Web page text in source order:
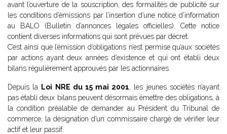
avant l’ouverture de la souscription, des formalités de publicité sur
les conditions d’émissions par l’insertion d’une notice d’information
au BALO (Bulletin d’annonces légales officielles). Cette notice
contient diverses informations qui sont prévues par décret.
C’est ainsi que l’émission d’obligations n’est permise qu’aux sociétés
par actions ayant deux années d’existence et qui ont établi deux
bilans régulièrement approuvés par les actionnaires
Depuis la Loi NRE du 15 mai 2001, les jeunes sociétés n’ayant
pas établi deux bilans peuvent désormais émettre des obligations, à
la condition préalable de demander au Président du Tribunal de
commerce, la désignation d’un commissaire chargé de vérifier leur
actif et leur passif.